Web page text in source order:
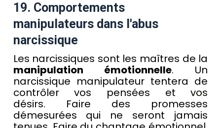
19. Comportements
manipulateurs dans l'abus
narcissique
Les narcissiques sont les maîtres de la
manipulation émotionnelle. Un
narcissique manipulateur tentera de
contrôler vos pensées et vos
désirs. Faire des promesses
démesurées qui ne seront jamais